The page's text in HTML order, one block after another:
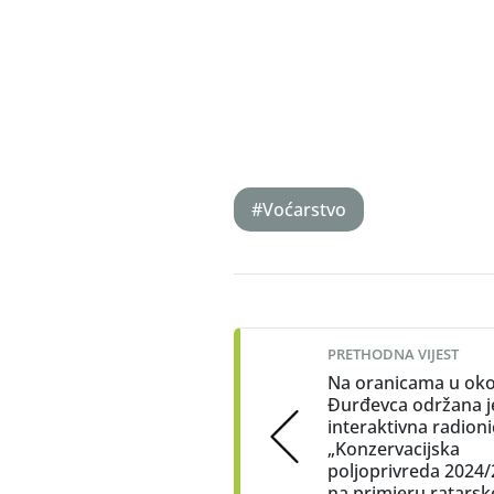
#Voćarstvo
navigation
PRETHODNA VIJEST
Na oranicama u
Đurđevca održana
interaktivna
„Konzervacijska
poljoprivreda 2024/